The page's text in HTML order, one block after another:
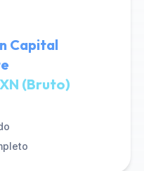
Capital
(Bruto)